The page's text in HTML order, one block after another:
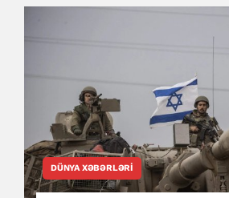
DÜNYA XƏBƏRLƏRI